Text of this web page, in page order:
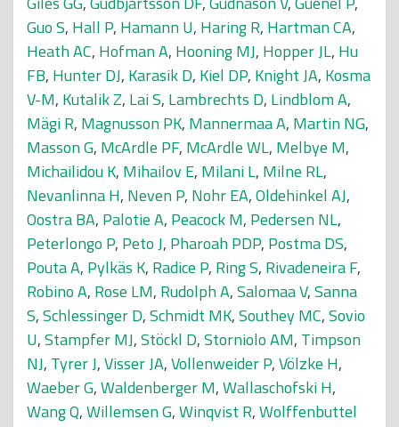
Guo S, Hall P, Hamann U, Haring R, Hartman CA,
Heath AC, Hofman A, Hooning MJ, Hopper JL, Hu
FB, Hunter DJ, Karasik D, Kiel DP, Knight JA, Kosma
V-M, Kutalik Z, Lai S, Lambrechts D, Lindblom A,
Mägi R, Magnusson PK, Mannermaa A, Martin NG,
Masson G, McArdle PF, McArdle WL, Melbye M,
Michailidou K, Mihailov E, Milani L, Milne RL,
Nevanlinna H, Neven P, Nohr EA,Oldehinkel AJ,
Oostra BA, Palotie A, Peacock M, Pedersen NL,
Peterlongo P, Peto J, Pharoah PDP, Postma DS,
Pouta A, Pylkäs K, Radice P, Ring S, Rivadeneira F,
Robino A, Rose LM, Rudolph A,Salomaa V,Sanna
S,Schlessinger D,Schmidt MK,Southey MC,Sovio
U,Stampfer MJ,Stöckl D,Storniolo AM, Timpson
NJ, Tyrer J,Visser JA,Vollenweider P,Völzke H,
Waeber G,Waldenberger M,Wallaschofski H,
Wang Q,Willemsen G,Winqvist R,Wolffenbuttel